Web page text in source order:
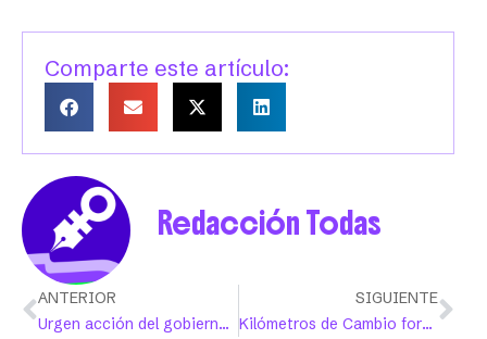
Comparte este artículo:
Redacción Todas
ANTERIOR
Urgen acción del gobierno ante aumento de feminicidios
SIGUIENTE
Kilómetros de Cambio fortalece la labor de los albergues con importante donativo